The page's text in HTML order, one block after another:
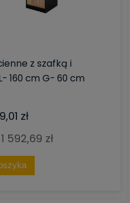
z szafką i
160 cm G- 60 cm
zł
1 592,69 zł